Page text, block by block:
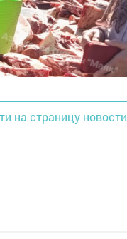
на страницу новости